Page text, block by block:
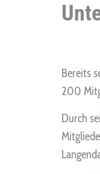
Bereits
200
Durch